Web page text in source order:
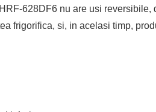
628DF6 nu are usi reversibile,
frigorifica, si, in acelasi timp,